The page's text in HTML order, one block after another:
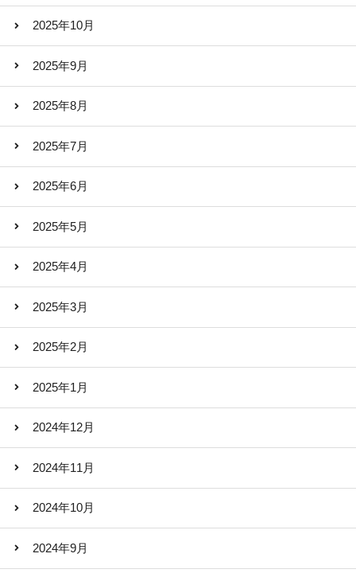
2025年10月
2025年9月
2025年8月
2025年7月
2025年6月
2025年5月
2025年4月
2025年3月
2025年2月
2025年1月
2024年12月
2024年11月
2024年10月
2024年9月